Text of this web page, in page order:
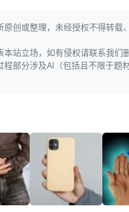
创或整理，未经授权不得转载
站立场，如有侵权请联系我们删
程部分涉及AI（包括且不限于题